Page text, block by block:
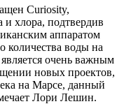
Curiosity,
и хлора, подтвердив
аппаратом
количества воды на
очень важным
новых проектов,
на Марсе, данный
Лори Лешин.